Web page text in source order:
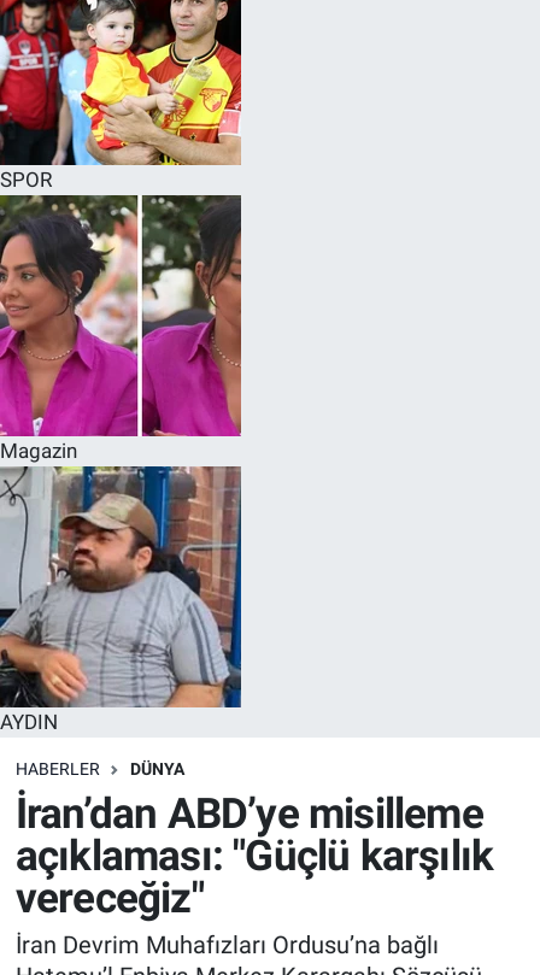
SPOR
Magazin
AYDIN
HABERLER DÜNYA
İran’dan ABD’ye misilleme
açıklaması: "Güçlü karşılık
vereceğiz"
İran Devrim Muhafızları Ordusu’na bağlı